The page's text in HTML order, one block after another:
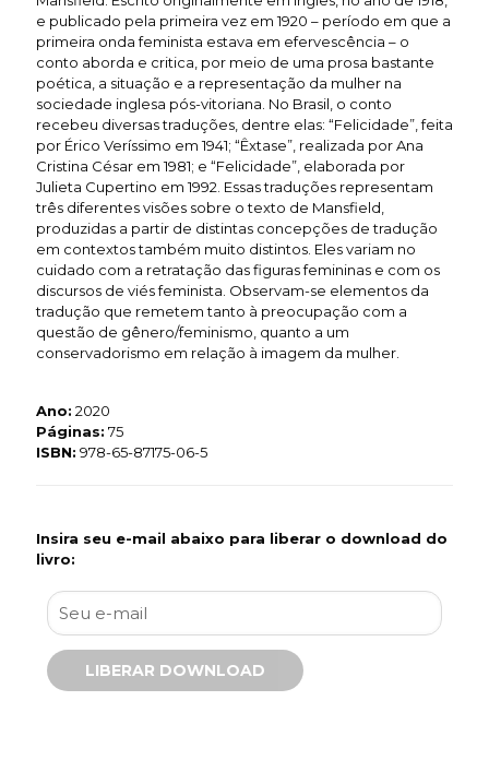
e publicado pela primeira vez em 1920 – período em que a
primeira onda feminista estava em efervescência – o
conto aborda e critica, por meio de uma prosa bastante
poética, a situação e a representação da mulher na
sociedade inglesa pós-vitoriana. No Brasil, o conto
recebeu diversas traduções, dentre elas: “Felicidade”, feita
por Érico Veríssimo em 1941; “Êxtase”, realizada por Ana
Cristina César em 1981; e “Felicidade”, elaborada por
Julieta Cupertino em 1992. Essas traduções representam
três diferentes visões sobre o texto de Mansfield,
produzidas a partir de distintas concepções de tradução
em contextos também muito distintos. Eles variam no
cuidado com a retratação das figuras femininas e com os
discursos de viés feminista. Observam-se elementos da
tradução que remetem tanto à preocupação com a
questão de gênero/feminismo, quanto a um
conservadorismo em relação à imagem da mulher.
Ano: 2020
Páginas: 75
ISBN: 978-65-87175-06-5
Insira seu e-mail abaixo para liberar o download do
livro: